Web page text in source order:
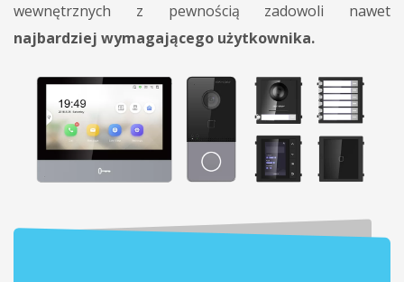
wewnętrznych z pewnością zadowoli nawet
najbardziej wymagającego użytkownika.